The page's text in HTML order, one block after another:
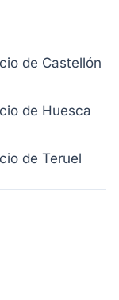
de Castellón
de Huesca
de Teruel